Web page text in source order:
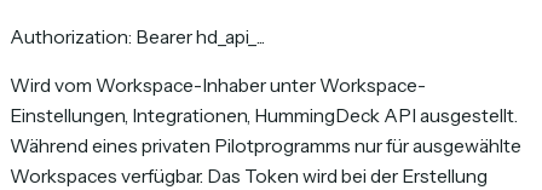
Authorization: Bearer hd_api_...
Wird vom Workspace-Inhaber unter Workspace-
Einstellungen, Integrationen, HummingDeck API ausgestellt.
Während eines privaten Pilotprogramms nur für ausgewählte
Workspaces verfügbar. Das Token wird bei der Erstellung